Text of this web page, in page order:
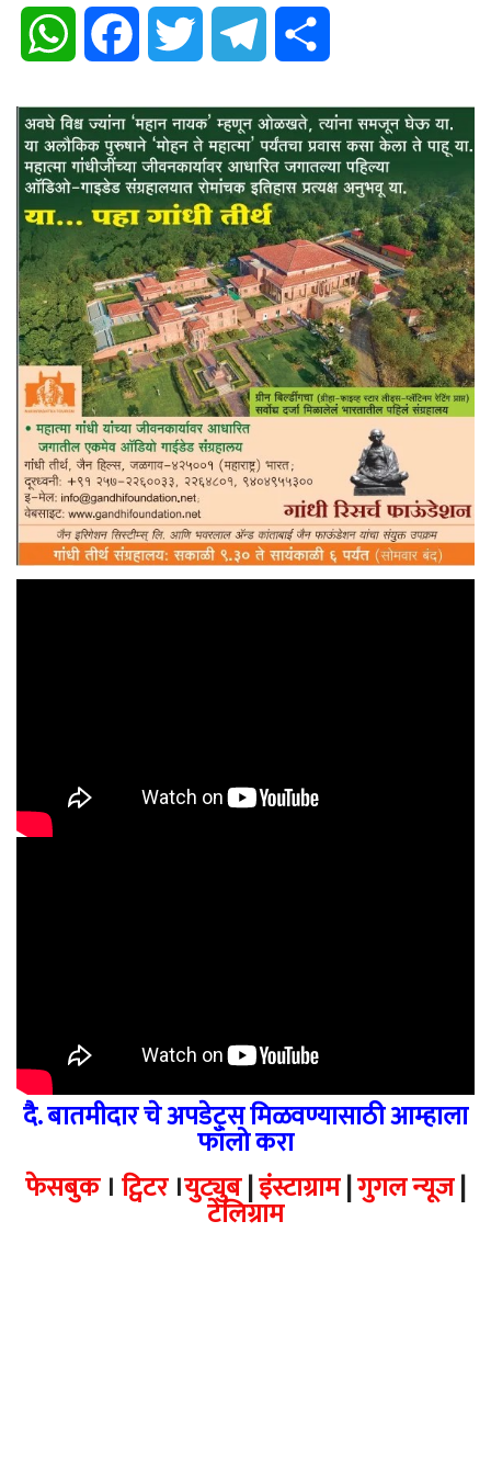
WhatsApp Facebook Twitter Telegram
दै. बातमीदार चे अपडेट्स मिळवण्यासाठी आम्हाला
फॉलो करा
फेसबुक। ट्विटर।युट्युब|इंस्टाग्राम|गुगल न्यूज|
टेलिग्राम